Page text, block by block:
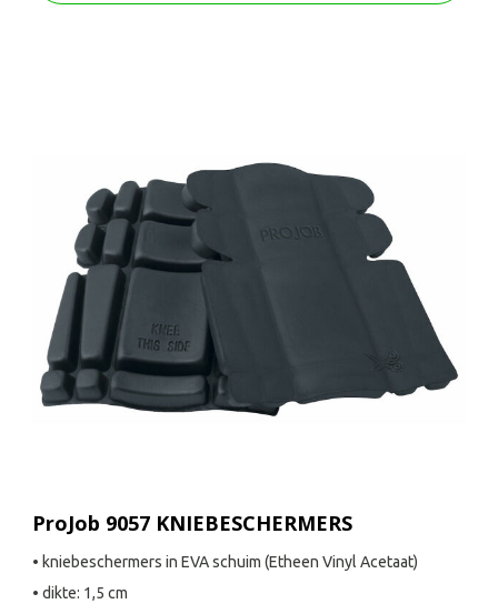
ProJob 9057 KNIEBESCHERMERS
• kniebeschermers in EVA schuim (Etheen Vinyl Acetaat)
• dikte: 1,5 cm